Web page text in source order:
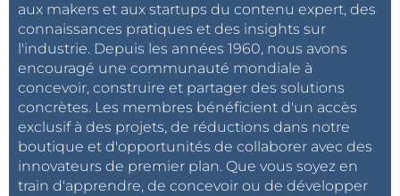
aux makers et aux startups du contenu expert, des
connaissances pratiques et des insights sur
l'industrie. Depuis les années 1960, nous avons
encouragé une communauté mondiale à
concevoir, construire et partager des solutions
concrètes. Les membres bénéficient d'un accès
exclusif à des projets, de réductions dans notre
boutique et d'opportunités de collaborer avec des
innovateurs de premier plan. Que vous soyez en
train d'apprendre, de concevoir ou de développer